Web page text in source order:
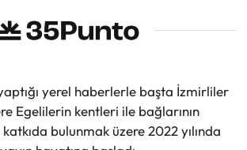
yerel haberlerle başta İzmirliler
Egelilerin kentleri ile bağlarının
bulunmak üzere 2022 yılında